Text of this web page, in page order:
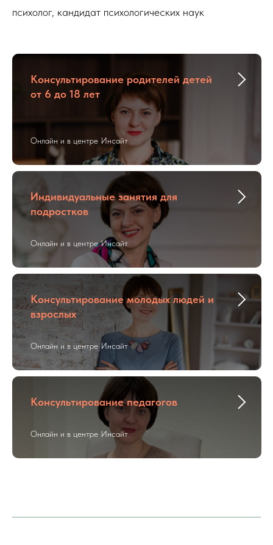
психолог, кандидат психологических наук
Консультирование родителей детей
от 6 до 18 лет
Онлайн и в центре Инсайт
Индивидуальные занятия для
подростков
Онлайн и в центре Инсайт
Консультирование молодых людей и
взрослых
Онлайн и в центре Инсайт
Консультирование педагогов
Онлайн и в центре Инсайт